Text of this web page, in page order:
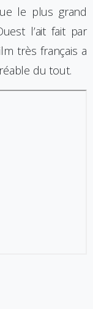
le plus grand
l’ait fait par
très français a
du tout.